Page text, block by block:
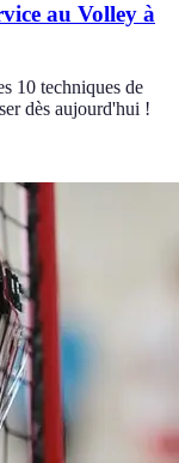
au Volley à
10 techniques de
dès aujourd'hui !